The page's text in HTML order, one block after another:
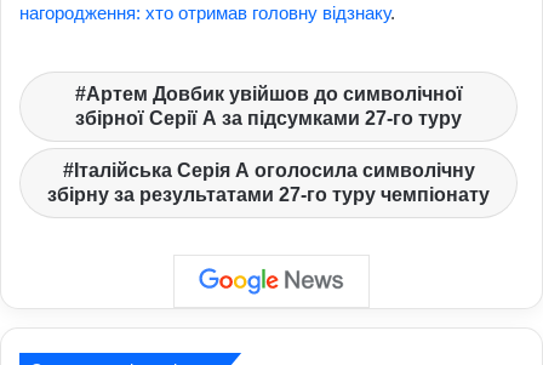
нагородження: хто отримав головну відзнаку.
Артем Довбик увійшов до символічної
збірної Серії А за підсумками 27-го туру
Італійська Серія А оголосила символічну
збірну за результатами 27-го туру чемпіонату